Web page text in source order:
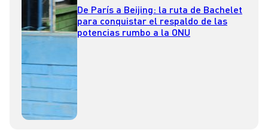
De París a Beijing: la ruta de Bachelet
para conquistar el respaldo de las
potencias rumbo a la ONU